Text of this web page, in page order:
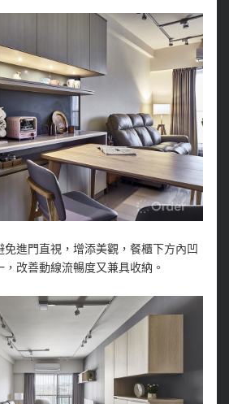
進門直視，增添美觀，餐櫃下方內凹
改善動線流暢度又兼具收納。